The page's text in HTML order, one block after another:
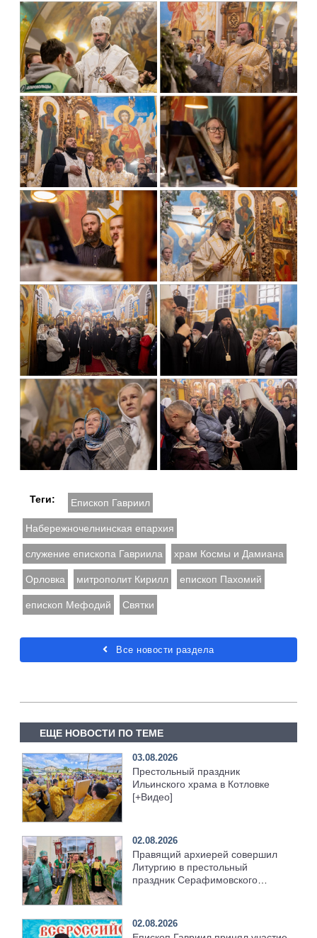
Теги: Епископ Гавриил
Набережночелнинская епархия
служение епископа Гавриила храм Космы и Дамиана
Орловка митрополит Кирилл епископ Пахомий
епископ Мефодий Святки
Все новости раздела
ЕЩЕ НОВОСТИ ПО ТЕМЕ
03.08.2026
Престольный праздник
Ильинского храма в Котловке
[+Видео]
02.08.2026
Правящий архиерей совершил
Литургию в престольный
праздник Серафимовского
02.08.2026